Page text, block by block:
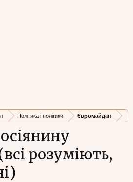
Політика і політики Євромайдан
розуміють,